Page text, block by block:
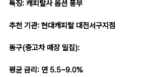
특징: 캐피탈사 옵션 풍부
추천 기관: 현대캐피탈 대전서구지점
동구(중고차 매장 밀집):
평균 금리: 연 5.5~9.0%